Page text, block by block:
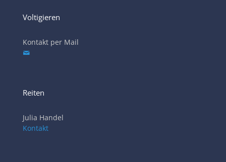
Voltigieren
Kontakt per Mail
Reiten
Julia Handel
Kontakt